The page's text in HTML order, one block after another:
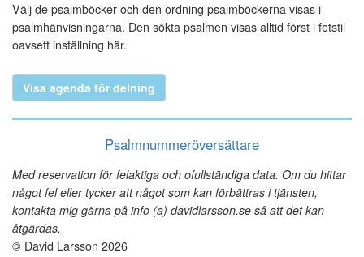
Välj de psalmböcker och den ordning psalmböckerna visas i
psalmhänvisningarna. Den sökta psalmen visas alltid först i fetstil
oavsett inställning här.
Visa agenda för delning
Psalmnummeröversättare
Med reservation för felaktiga och ofullständiga data. Om du hittar
något fel eller tycker att något som kan förbättras i tjänsten,
kontakta mig gärna på info (a) davidlarsson.se så att det kan
åtgärdas.
© David Larsson 2026